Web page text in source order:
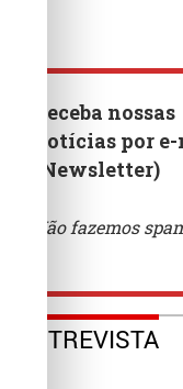
ENTREVISTA